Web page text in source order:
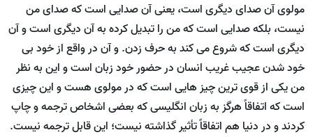
مولوی آن صدای دیگری است، یعنی آن صدایی است که صدای من
نیست، بلکه صدایی است که من را تبدیل کرده به آن دیگری است و آن
دیگری است که شروع می کند به حرف زدن. و آن در واقع از خود بی
خود شدن عجیب غریب انسان در حضور خود زبان است و این به نظر
من یکی از قوی ترین چیز هایی است که در مولوی هست و این چیزی
است که اتفاقاً هرگز به زبان انگلیسی که بعضی اشخاص ترجمه و چاپ
کردند و در دنیا هم اتفاقاً تأثیر گذاشته نیست؛ این قابل ترجمه نیست.